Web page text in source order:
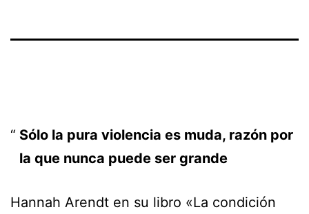
Sólo la pura violencia es muda, razón por
la que nunca puede ser grande
Hannah Arendt en su libro «La condición